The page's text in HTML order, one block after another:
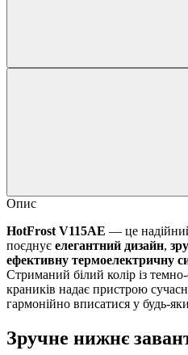
Опис
HotFrost V115AE — це
поєднує елегантний дизайн,
ефективну термоелектричну
Стриманий білий колір із
краників надає пристрою
гармонійно вписатися у будь-
Зручне нижнє